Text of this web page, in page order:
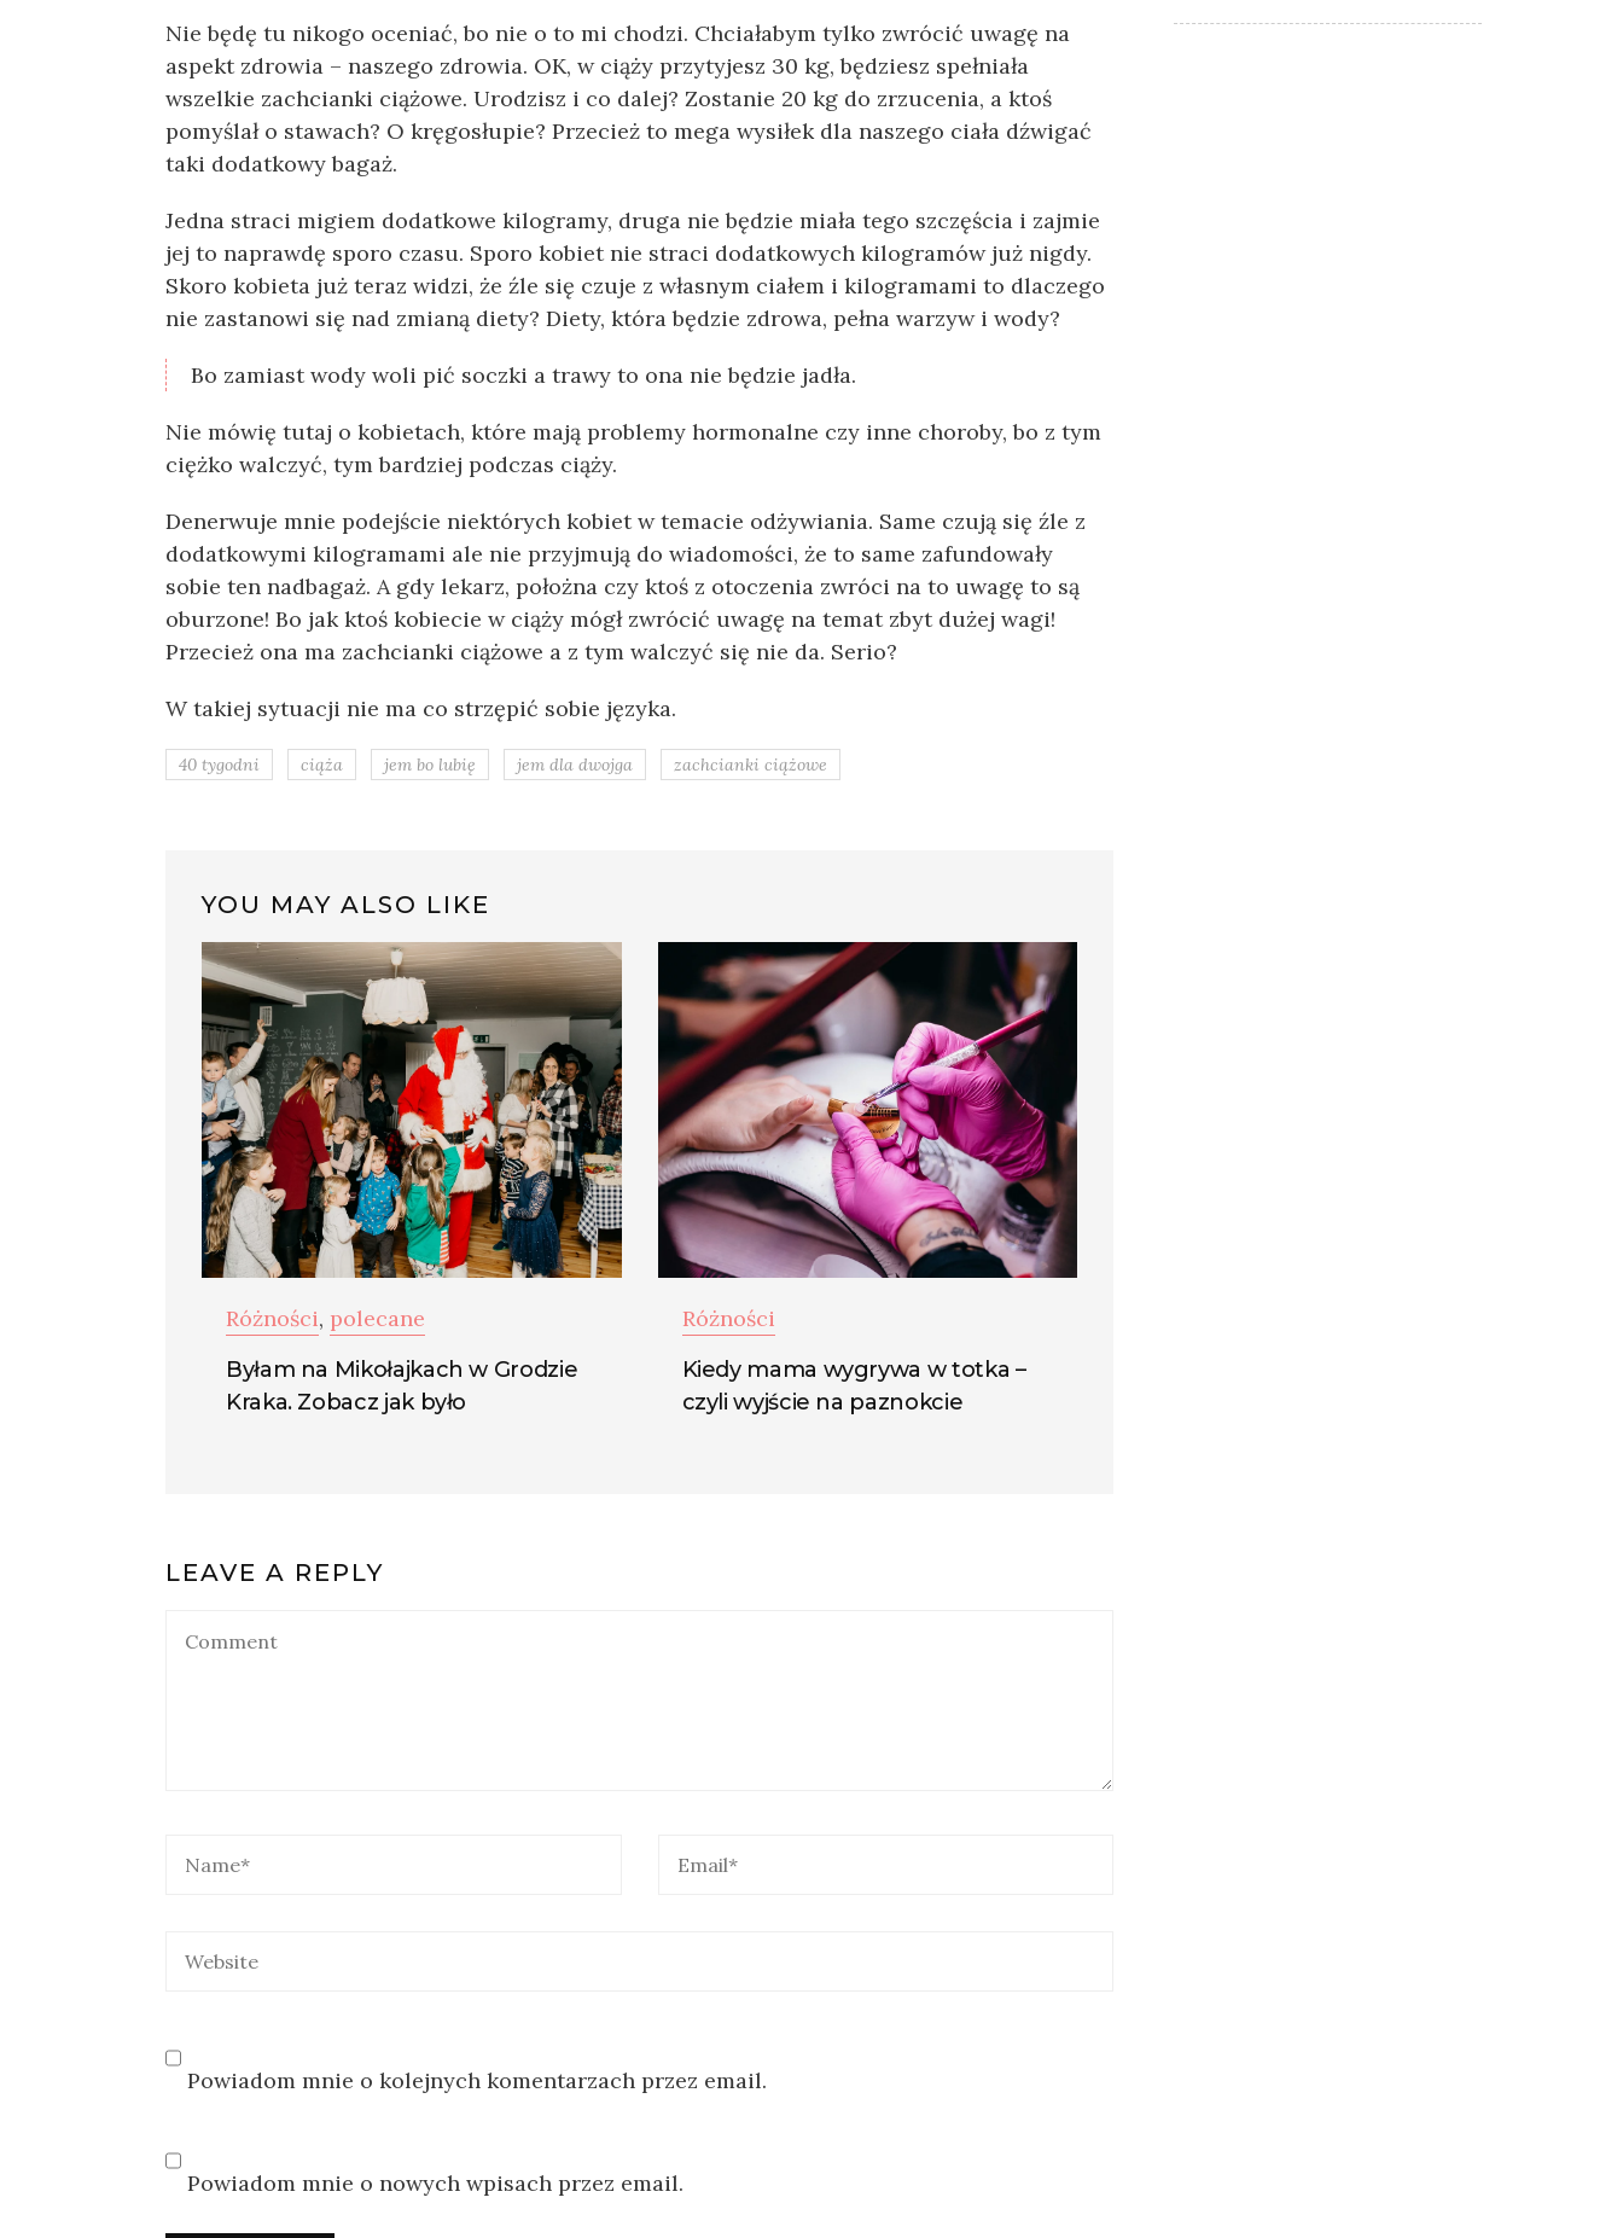
Nie będę tu nikogo oceniać, bo nie o to mi chodzi. Chciałabym tylko zwrócić uwagę na
aspekt zdrowia – naszego zdrowia. OK, w ciąży przytyjesz 30 kg, będziesz spełniała
wszelkie zachcianki ciążowe. Urodzisz i co dalej? Zostanie 20 kg do zrzucenia, a ktoś
pomyślał o stawach? O kręgosłupie? Przecież to mega wysiłek dla naszego ciała dźwigać
taki dodatkowy bagaż.
Jedna straci migiem dodatkowe kilogramy, druga nie będzie miała tego szczęścia i zajmie
jej to naprawdę sporo czasu. Sporo kobiet nie straci dodatkowych kilogramów już nigdy.
Skoro kobieta już teraz widzi, że źle się czuje z własnym ciałem i kilogramami to dlaczego
nie zastanowi się nad zmianą diety? Diety, która będzie zdrowa, pełna warzyw i wody?
Bo zamiast wody woli pić soczki a trawy to ona nie będzie jadła.
Nie mówię tutaj o kobietach, które mają problemy hormonalne czy inne choroby, bo z tym
ciężko walczyć, tym bardziej podczas ciąży.
Denerwuje mnie podejście niektórych kobiet w temacie odżywiania. Same czują się źle z
dodatkowymi kilogramami ale nie przyjmują do wiadomości, że to same zafundowały
sobie ten nadbagaż. A gdy lekarz, położna czy ktoś z otoczenia zwróci na to uwagę to są
oburzone! Bo jak ktoś kobiecie w ciąży mógł zwrócić uwagę na temat zbyt dużej wagi!
Przecież ona ma zachcianki ciążowe a z tym walczyć się nie da. Serio?
W takiej sytuacji nie ma co strzępić sobie języka.
40 tygodni ciąża jem bo lubię jem dla dwojga zachcianki ciążowe
YOU MAY ALSO LIKE
Różności, polecane
Byłam na Mikołajkach w Grodzie
Kraka. Zobacz jak było
Różności
Kiedy mama wygrywa w totka –
czyli wyjście na paznokcie
LEAVE A REPLY
Powiadom mnie o kolejnych komentarzach przez email.
Powiadom mnie o nowych wpisach przez email.